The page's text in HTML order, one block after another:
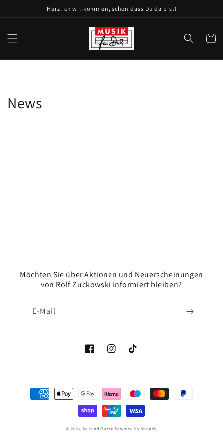
Herzlich willkommen, schön dass Du da bist!
News
Möchten Sie über Aktionen und Neuerscheinungen
von Rolf Zuckowski informiert bleiben?
E-Mail
FacebookInstagramTikTok
Zahlungsmethoden
© 2026,MutundGlueck Powered by Shopify